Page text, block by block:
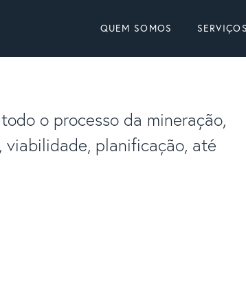
QUEM SOMOS SERVIÇOS
o processo da mineração,
viabilidade, planificação, até